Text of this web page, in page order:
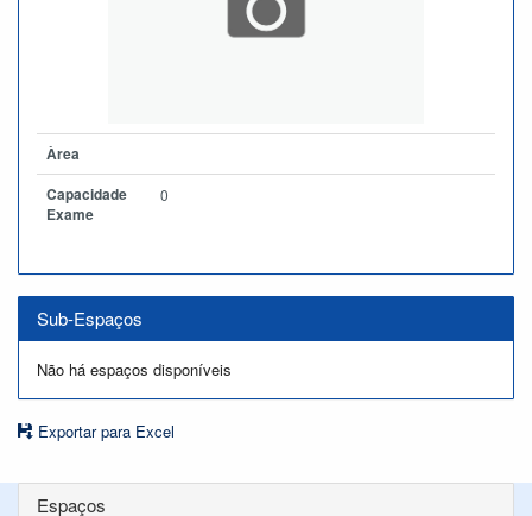
Àrea
Capacidade
Exame
0
Sub-Espaços
Não há espaços disponíveis
Exportar para Excel
Espaços